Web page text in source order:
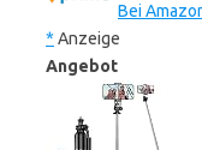
Bei
* Anzeige
Angebot